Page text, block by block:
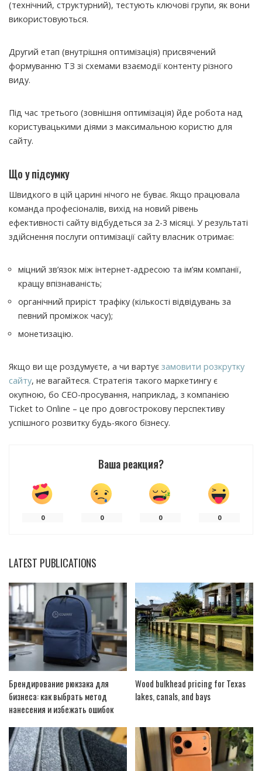
(технічний, структурний), тестують ключові групи, як вони
використовуються.
Другий етап (внутрішня оптимізація) присвячений
формуванню ТЗ зі схемами взаємодії контенту різного
виду.
Під час третього (зовнішня оптимізація) йде робота над
користувацькими діями з максимальною користю для
сайту.
Що у підсумку
Швидкого в цій царині нічого не буває. Якщо працювала
команда професіоналів, вихід на новий рівень
ефективності сайту відбудеться за 2-3 місяці. У результаті
здійснення послуги оптимізації сайту власник отримає:
міцний зв’язок між інтернет-адресою та ім’ям компанії,
кращу впізнаваність;
органічний приріст трафіку (кількості відвідувань за
певний проміжок часу);
монетизацію.
Якщо ви ще роздумуєте, а чи вартує замовити розкрутку
сайту, не вагайтеся. Стратегія такого маркетингу є
окупною, бо СЕО-просування, наприклад, з компанією
Ticket to Online – це про довгострокову перспективу
успішного розвитку будь-якого бізнесу.
Ваша реакция?
0 0 0 0
LATEST PUBLICATIONS
Брендирование рюкзака для
бизнеса: как выбрать метод
нанесения и избежать ошибок
Wood bulkhead pricing for Texas
lakes, canals, and bays